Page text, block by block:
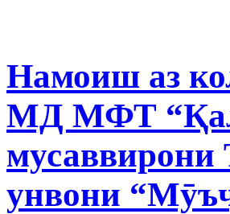
Намоиш аз
МД МФТ
мусаввирони
унвони